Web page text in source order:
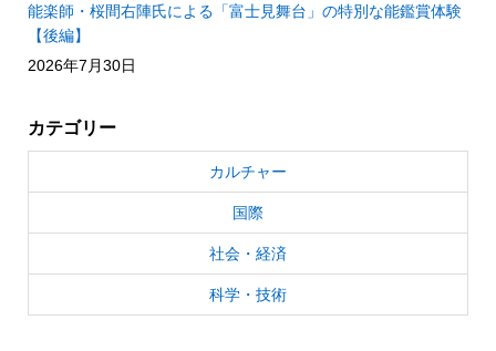
能楽師・桜間右陣氏による「富士見舞台」の特別な能鑑賞体験
【後編】
2026年7月30日
カテゴリー
カルチャー
国際
社会・経済
科学・技術